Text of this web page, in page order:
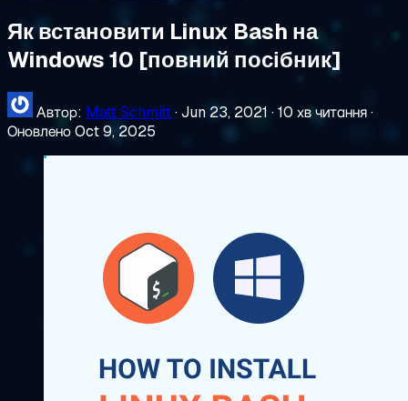
Як встановити Linux Bash на
Windows 10 [повний посібник]
Автор: Matt Schmitt·Jun 23, 2021 ·10 хв читання·
Оновлено Oct 9, 2025